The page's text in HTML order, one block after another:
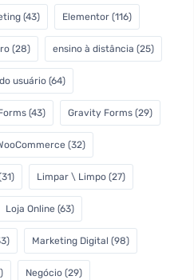
(43) Elementor (116)
(28) ensino à distância (25)
usuário (64)
(43) Gravity Forms (29)
(32)
Limpar \ Limpo (27)
Loja Online (63)
Marketing Digital (98)
Negócio (29)